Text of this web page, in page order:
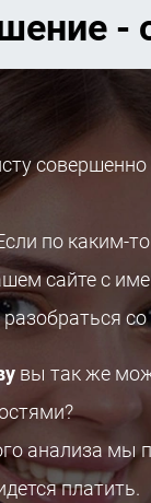
-
совершенно
по каким-
сайте с
вы так же
анализа мы
платить.